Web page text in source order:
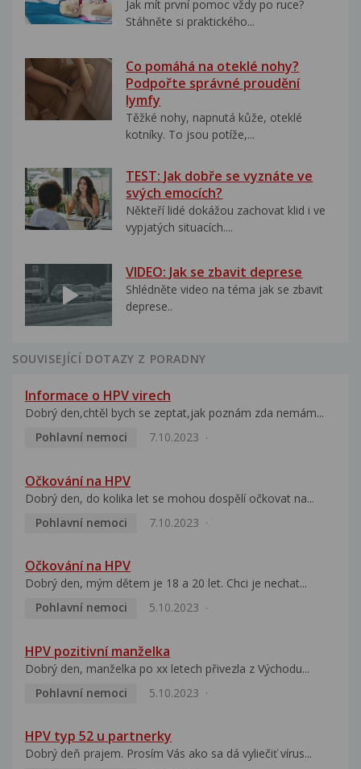
Jak mít první pomoc vždy po ruce?
Stáhněte si praktického...
Co pomáhá na oteklé nohy?
Podpořte správné proudění
lymfy
Těžké nohy, napnutá kůže, oteklé
kotníky. To jsou potíže,...
TEST: Jak dobře se vyznáte ve
svých emocích?
Někteří lidé dokážou zachovat klid i ve
vypjatých situacích....
VIDEO: Jak se zbavit deprese
Shlédněte video na téma jak se zbavit
deprese..
SOUVISEJÍCÍ DOTAZY Z PORADNY
Informace o HPV virech
Dobrý den,chtěl bych se zeptat,jak poznám zda nemám...
Pohlavní nemoci
7.10.2023
Očkování na HPV
Dobrý den, do kolika let se mohou dospělí očkovat na...
Pohlavní nemoci
7.10.2023
Očkování na HPV
Dobrý den, mým dětem je 18 a 20 let. Chci je nechat...
Pohlavní nemoci
5.10.2023
HPV pozitivní manželka
Dobrý den, manželka po xx letech přivezla z Východu...
Pohlavní nemoci
5.10.2023
HPV typ 52 u partnerky
Dobrý deň prajem. Prosím Vás ako sa dá vyliečiť vírus...